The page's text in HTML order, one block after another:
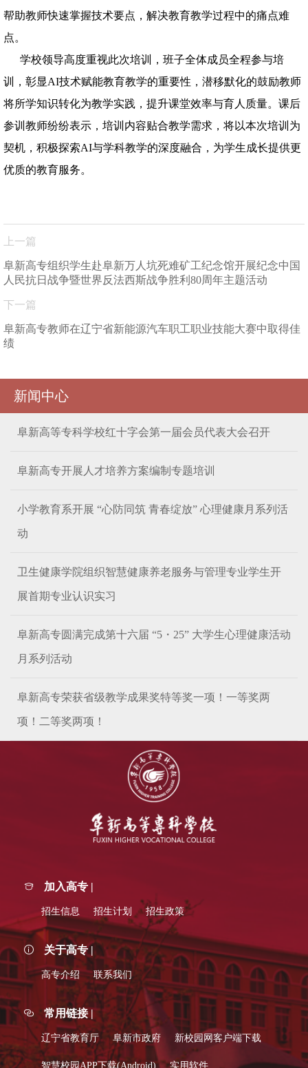
帮助教师快速掌握技术要点，解决教育教学过程中的痛点难
点。
学校领导高度重视此次培训，班子全体成员全程参与培
训，彰显AI技术赋能教育教学的重要性，潜移默化的鼓励教师
将所学知识转化为教学实践，提升课堂效率与育人质量。课后
参训教师纷纷表示，培训内容贴合教学需求，将以本次培训为
契机，积极探索AI与学科教学的深度融合，为学生成长提供更
优质的教育服务。
上一篇
阜新高专组织学生赴阜新万人坑死难矿工纪念馆开展纪念中国
人民抗日战争暨世界反法西斯战争胜利80周年主题活动
下一篇
阜新高专教师在辽宁省新能源汽车职工职业技能大赛中取得佳
绩​
新闻中心
阜新高等专科学校红十字会第一届会员代表大会召开
阜新高专开展人才培养方案编制专题培训
小学教育系开展 “心防同筑 青春绽放” 心理健康月系列活
动
卫生健康学院组织智慧健康养老服务与管理专业学生开
展首期专业认识实习
阜新高专圆满完成第十六届 “5・25” 大学生心理健康活动
月系列活动
阜新高专荣获省级教学成果奖特等奖一项！一等奖两
项！二等奖两项！
加入高专 |
招生信息 招生计划 招生政策
关于高专 |
高专介绍 联系我们
常用链接 |
辽宁省教育厅 阜新市政府 新校园网客户端下载
智慧校园APP下载(Android) 实用软件